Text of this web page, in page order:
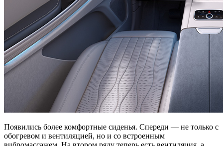
Появились более комфортные сиденья. Спереди — не только с
обогревом и вентиляцией, но и со встроенным